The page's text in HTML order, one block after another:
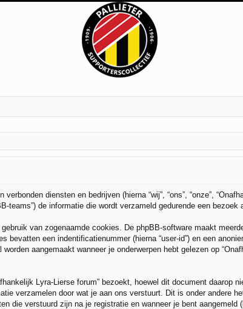
diensten en bedrijven (hierna “wij”, “ons”, “onze”,
teams”) de informatie die wordt verzameld gedurende een
van zogenaamde cookies. De phpBB-software maakt
een indentificatienummer (hierna “user-id”) en een
aangemaakt wanneer je onderwerpen hebt gelezen op
Lyra-Lierse forum” bezoekt, hoewel dit document daarop
verzamelen door wat je aan ons verstuurt. Dit is onder andere
die verstuurd zijn na je registratie en wanneer je bent aangemeld